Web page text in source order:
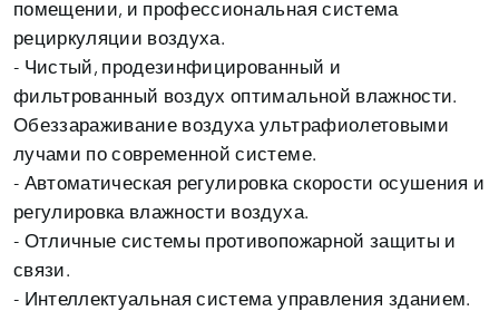
помещении, и профессиональная система
рециркуляции воздуха.
- Чистый, продезинфицированный и
фильтрованный воздух оптимальной влажности.
Обеззараживание воздуха ультрафиолетовыми
лучами по современной системе.
- Автоматическая регулировка скорости осушения и
регулировка влажности воздуха.
- Отличные системы противопожарной защиты и
связи.
- Интеллектуальная система управления зданием.